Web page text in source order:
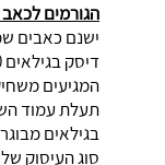
הגורמים
ישנם כאבים
המגיעים
תעלת עמוד
בגילאים מבוגרים
סוג העיסוק